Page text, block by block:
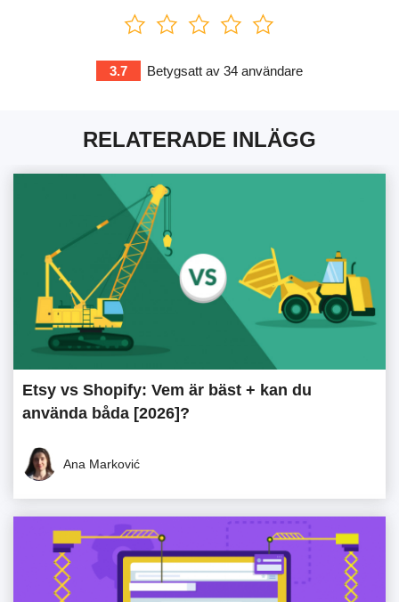
3.7 Betygsatt av 34 användare
RELATERADE INLÄGG
Etsy vs Shopify: Vem är bäst + kan du
använda båda [2026]?
Ana Marković